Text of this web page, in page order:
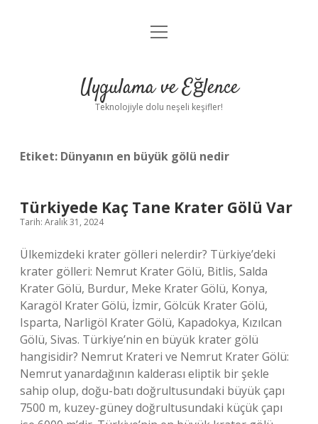
Anasayfa
Yasal Uyarı
menüyü
Uygulama ve Eğlence
Teknolojiyle dolu neşeli keşifler!
Etiket: Dünyanın en büyük gölü nedir
Türkiyede Kaç Tane Krater Gölü Var
Tarih: Aralık 31, 2024
Ülkemizdeki krater gölleri nelerdir? Türkiye’deki
krater gölleri: Nemrut Krater Gölü, Bitlis, Salda
Krater Gölü, Burdur, Meke Krater Gölü, Konya,
Karagöl Krater Gölü, İzmir, Gölcük Krater Gölü,
Isparta, Narligöl Krater Gölü, Kapadokya, Kızılcan
Gölü, Sivas. Türkiye’nin en büyük krater gölü
hangisidir? Nemrut Krateri ve Nemrut Krater Gölü:
Nemrut yanardağının kalderası eliptik bir şekle
sahip olup, doğu-batı doğrultusundaki büyük çapı
7500 m, kuzey-güney doğrultusundaki küçük çapı